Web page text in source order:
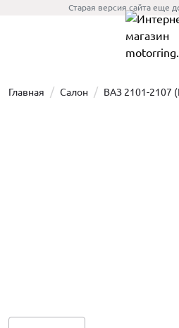
Старая версия сайта еще
Главная Салон ВАЗ 2101-2107